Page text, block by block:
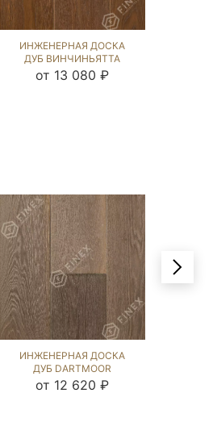
ИНЖЕНЕРНАЯ ДОСКА
ДУБ ВИНЧИНЬЯТТА
(BRUSHED) 570950
от 13 080 ₽
ИНЖЕНЕРНАЯ ДОСКА
ДУБ DARTMOOR
(BRUSHED) 534221
от 12 620 ₽